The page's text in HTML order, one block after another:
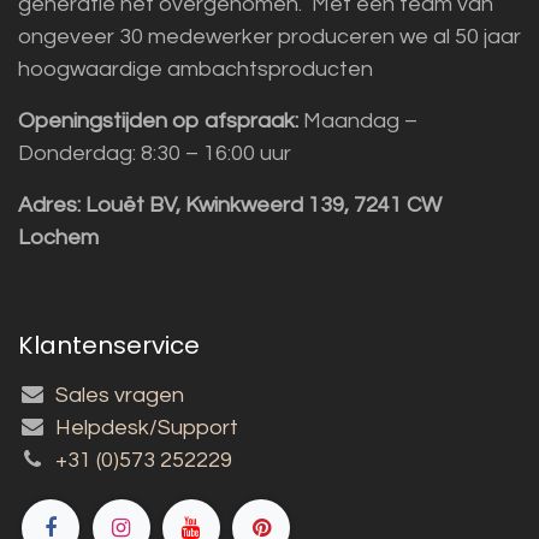
ongeveer 30 medewerker produceren we al 50 jaar
hoogwaardige ambachtsproducten
Openingstijden op afspraak: Maandag –
Donderdag: 8:30 – 16:00 uur
Adres: Louët BV, Kwinkweerd 139, 7241 CW
Lochem
Klantenservice
Sales vragen
Helpdesk/Support
+31 (0)573 252229